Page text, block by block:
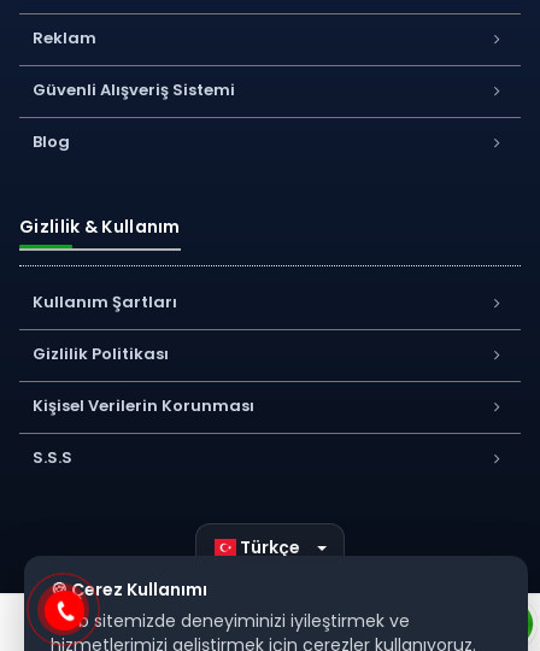
Reklam
Güvenli Alışveriş Sistemi
Blog
Gizlilik & Kullanım
Kullanım Şartları
Gizlilik Politikası
Kişisel Verilerin Korunması
S.S.S
Türkçe
🍪 Çerez Kullanımı
Web sitemizde deneyiminizi iyileştirmek ve
hizmetlerimizi geliştirmek için çerezler kullanıyoruz.